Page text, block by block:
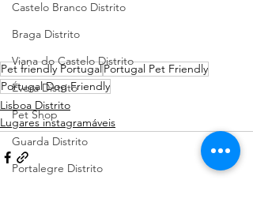
Castelo Branco Distrito
Braga Distrito
Viana do Castelo Distrito
Évora Distrito
Pet Shop
Guarda Distrito
Portalegre Distrito
Pet friendly PortugalPortugal Pet Friendly
Portugal Dog Friendly
Lisboa Distrito
Lugares instagramáveis